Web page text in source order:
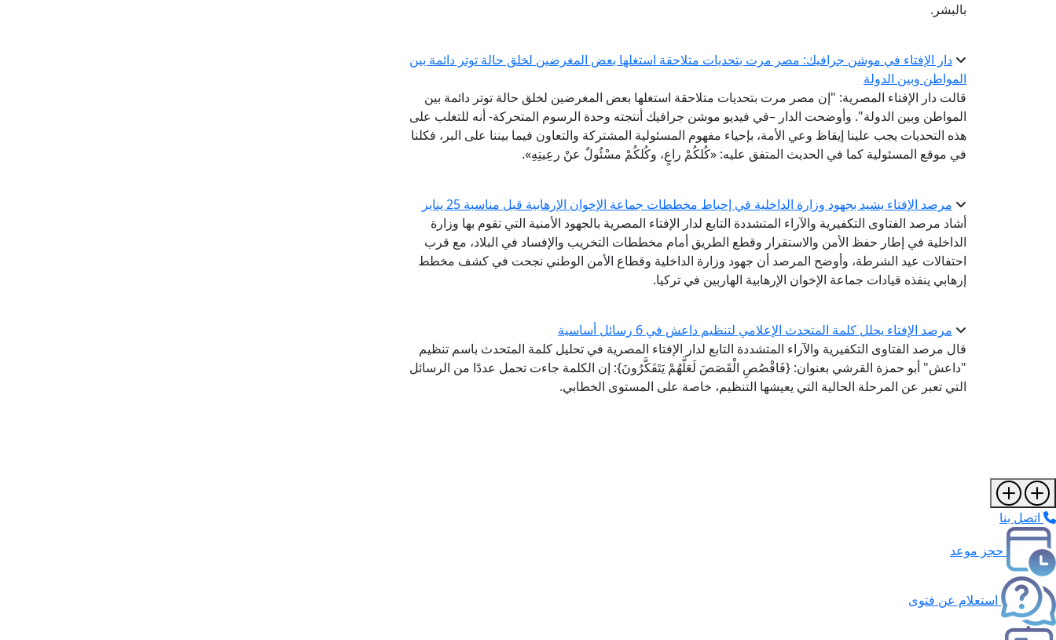
بالبشر.
دار الإفتاء في موشن جرافيك: مصر مرت بتحديات متلاحقة استغلها بعض المغرضين لخلق حالة توتر دائمة بين
المواطن وبين الدولة
قالت دار الإفتاء المصرية: "إن مصر مرت بتحديات متلاحقة استغلها بعض المغرضين لخلق حالة توتر دائمة بين
المواطن وبين الدولة". وأوضحت الدار –في فيديو موشن جرافيك أنتجته وحدة الرسوم المتحركة- أنه للتغلب على
هذه التحديات يجب علينا إيقاظ وعي الأمة، بإحياء مفهوم المسئولية المشتركة والتعاون فيما بيننا على البر، فكلنا
في موقع المسئولية كما في الحديث المتفق عليه: «كُلكُمْ راعٍ، وكُلكُمْ مسْئُولٌ عنْ رعِيتِهِ».
مرصد الإفتاء يشيد بجهود وزارة الداخلية في إحباط مخططات جماعة الإخوان الإرهابية قبل مناسبة 25 يناير
أشاد مرصد الفتاوى التكفيرية والآراء المتشددة التابع لدار الإفتاء المصرية بالجهود الأمنية التي تقوم بها وزارة
الداخلية في إطار حفظ الأمن والاستقرار وقطع الطريق أمام مخططات التخريب والإفساد في البلاد، مع قرب
احتفالات عيد الشرطة، وأوضح المرصد أن جهود وزارة الداخلية وقطاع الأمن الوطني نجحت في كشف مخطط
إرهابي ينفذه قيادات جماعة الإخوان الإرهابية الهاربين في تركيا.
مرصد الإفتاء يحلل كلمة المتحدث الإعلامي لتنظيم داعش في 6 رسائل أساسية
قال مرصد الفتاوى التكفيرية والآراء المتشددة التابع لدار الإفتاء المصرية في تحليل كلمة المتحدث باسم تنظيم
"داعش" أبو حمزة القرشي بعنوان: {فَاقْصُصِ الْقَصَصَ لَعَلَّهُمْ يَتَفَكَّرُونَ}: إن الكلمة جاءت تحمل عددًا من الرسائل
التي تعبر عن المرحلة الحالية التي يعيشها التنظيم، خاصة على المستوى الخطابي.
اتصل بنا
حجز موعد
استعلام عن فتوى